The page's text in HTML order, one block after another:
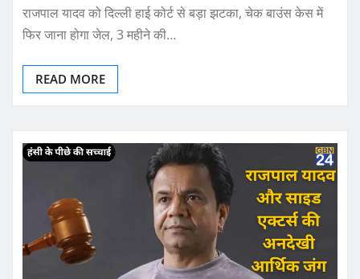
राजपाल यादव को दिल्ली हाई कोर्ट से बड़ा झटका, चेक बाउंस केस में
फिर जाना होगा जेल, 3 महीने की…
READ MORE